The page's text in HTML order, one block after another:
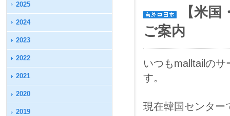
2025
2024
2023
2022
2021
2020
2019
【米
ご案内
いつもmalltailの
す。
現在韓国センター